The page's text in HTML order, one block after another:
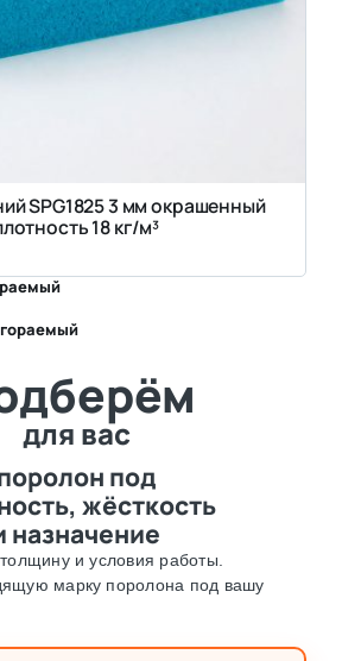
SPG1825 3 мм окрашенный
18 кг/м³
для вас
под
жёсткость
назначение
и условия работы.
марку поролона под вашу